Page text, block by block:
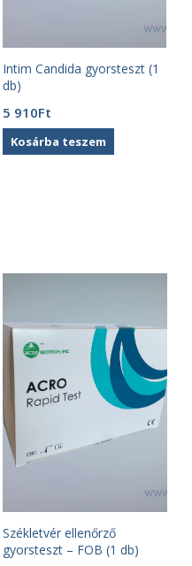
Intim Candida gyorsteszt (1
db)
5 910Ft
Kosárba teszem
Székletvér ellenőrző
gyorsteszt – FOB (1 db)